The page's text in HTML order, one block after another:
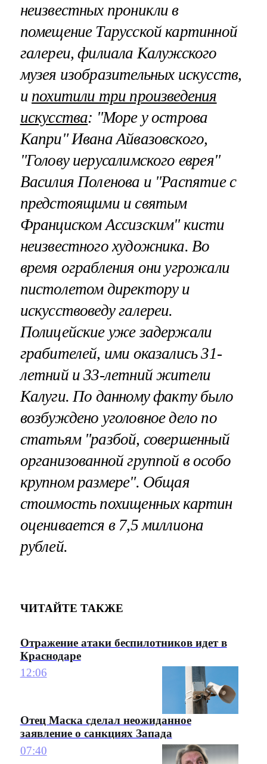
неизвестных проникли в
помещение Тарусской картинной
галереи, филиала Калужского
музея изобразительных искусств,
и похитили три произведения
искусства: "Море у острова
Капри" Ивана Айвазовского,
"Голову иерусалимского еврея"
Василия Поленова и "Распятие с
предстоящими и святым
Франциском Ассизским" кисти
неизвестного художника. Во
время ограбления они угрожали
пистолетом директору и
искусствоведу галереи.
Полицейские уже задержали
грабителей, ими оказались 31-
летний и 33-летний жители
Калуги. По данному факту было
возбуждено уголовное дело по
статьям "разбой, совершенный
организованной группой в особо
крупном размере". Общая
стоимость похищенных картин
оценивается в 7,5 миллиона
рублей.
ЧИТАЙТЕ ТАКЖЕ
Отражение атаки беспилотников идет в
Краснодаре
12:06
Отец Маска сделал неожиданное
заявление о санкциях Запада
07:40